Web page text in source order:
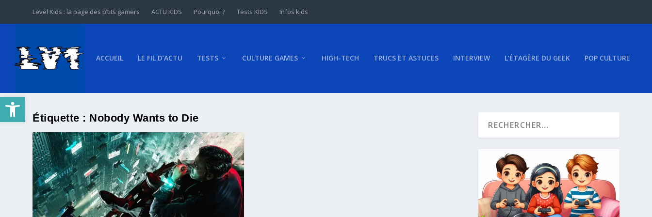
Ouvrir la barre d’outils
Level Kids : la page des p’tits gamers ACTU KIDS Pourquoi ? Tests KIDS Infos kids
ACCUEIL LE FIL D’ACTU TESTS CULTURE GAMES HIGH-TECH TRUCS ET ASTUCES INTERVIEW L’ÉTAGÈRE DU GEEK POP CULTURE
Étiquette : Nobody Wants to Die